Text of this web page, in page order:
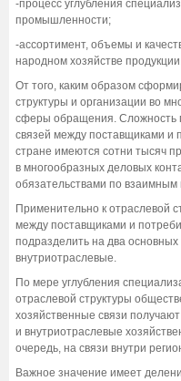
-процесс углубления
промышленности;
-ассортимент, объемы и
народном хозяйстве
От того, каким образом
структуры и организации во
сферы обращения. Сложность
связей между поставщиками и
стране имеются сотни тысяч
в многообразных деловых
обязательствами по взаимным
Применительно к отраслевой
между поставщиками и
подразделить на два
внутриотраслевые.
По мере углубления
отраслевой структуры
хозяйственные связи
и внутриотраслевые
очередь, на связи внутри
Важное значение имеет